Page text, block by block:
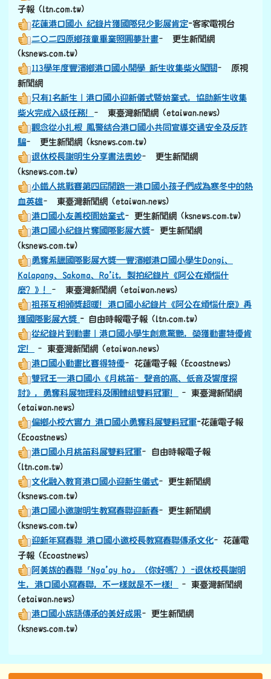
子報 (ltn.com.tw)
花蓮港口國小 紀錄片獲國際兒少影展肯定-客家電視台
二〇二四原鄉孩童畢業照圓夢計畫– 更生新聞網
(ksnews.com.tw)
113學年度豐濱鄉港口國小開學 新生收集柴火闖關– 原視
新聞網
只有1名新生｜港口國小迎新儀式暨始業式，協助新生收集
柴火完成入級任務！ – 東臺灣新聞網 (etaiwan.news)
觀念從小扎根 鳳警結合港口國小共同宣導交通安全及反詐
騙– 更生新聞網 (ksnews.com.tw)
退休校長謝明生分享書法奧妙– 更生新聞網
(ksnews.com.tw)
小鐵人挑戰賽第四屆開跑—港口國小孩子們成為寒冬中的熱
血英雄– 東臺灣新聞網 (etaiwan.news)
港口國小友善校園始業式–更生新聞網 (ksnews.com.tw)
港口國小紀錄片奪國際影展大獎–更生新聞網
(ksnews.com.tw)
勇奪希臘國際影展大獎—豐濱鄉港口國小學生Dongi、
Kalapang、Sakoma、Ro’it，製拍紀錄片《阿公在煩惱什
麼？》！ – 東臺灣新聞網 (etaiwan.news)
祖孫互相頒獎超暖！港口國小紀錄片《阿公在煩惱什麼》再
獲國際影展大獎 - 自由時報電子報 (ltn.com.tw)
從紀錄片到動畫｜港口國小學生創意驚艷，榮獲動畫特優肯
定！
–東臺灣新聞網 (etaiwan.news)
港口國小動畫比賽得特優–花蓮電子報 (Ecoastnews)
雙冠王—港口國小《月桃笛–聲音的高、低音及響度探
討》，勇奪科展物理科及團體組雙料冠軍！
–東臺灣新聞網
(etaiwan.news)
偏鄉小校大實力 港口國小勇奪科展雙料冠軍-花蓮電子報
(Ecoastnews)
港口國小月桃笛科展雙料冠軍–自由時報電子報
(ltn.com.tw)
文化融入教育港口國小迎新生儀式–更生新聞網
(ksnews.com.tw)
港口國小邀謝明生教寫春聯迎新春–更生新聞網
(ksnews.com.tw)
迎新年寫春聯 港口國小邀校長教寫春聯傳承文化–花蓮電
子報 (Ecoastnews)
阿美族的春聯「Nga’ay ho」（你好嗎？）-退休校長謝明
生，港口國小寫春聯，不一樣就是不一樣！
–東臺灣新聞網
(etaiwan.news)
港口國小族語傳承的美好成果–更生新聞網
(ksnews.com.tw)